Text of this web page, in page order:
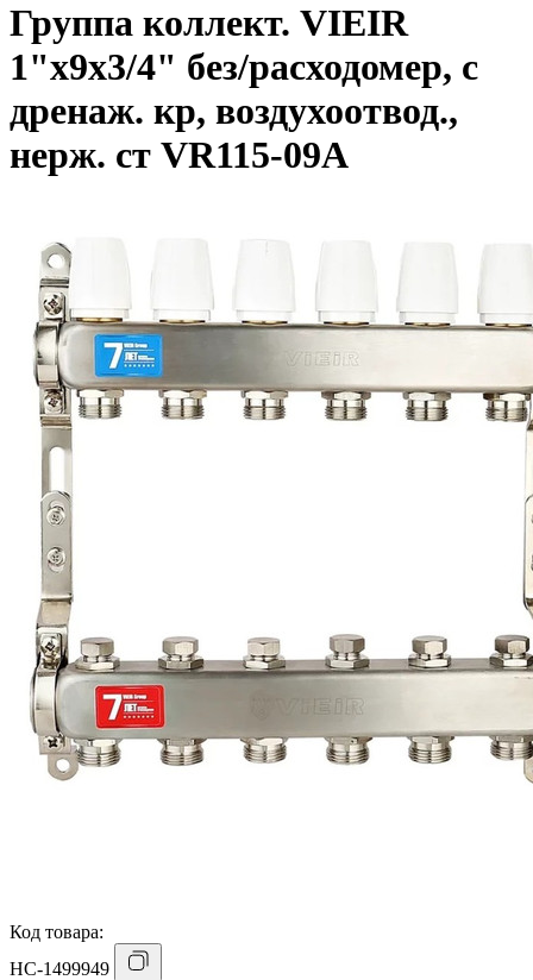
Группа коллект. VIEIR
1"х9х3/4" без/расходомер, с
дренаж. кр, воздухоотвод.,
нерж. ст VR115-09A
Код товара:
НС-1499949